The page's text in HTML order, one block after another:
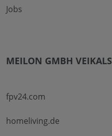
Jobs
MEILON GMBH VEIKALS
fpv24.com
homeliving.de